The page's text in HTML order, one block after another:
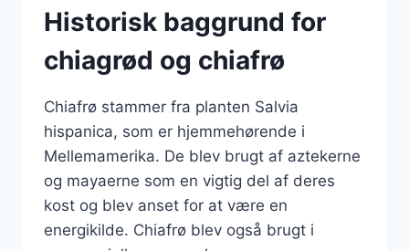
Historisk baggrund for
chiagrød og chiafrø
Chiafrø stammer fra planten Salvia
hispanica, som er hjemmehørende i
Mellemamerika. De blev brugt af aztekerne
og mayaerne som en vigtig del af deres
kost og blev anset for at være en
energikilde. Chiafrø blev også brugt i